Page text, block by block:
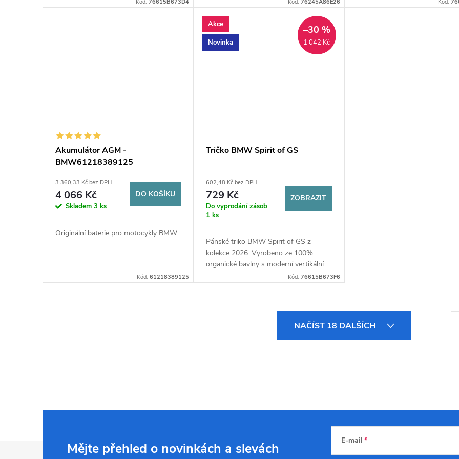
Kód:76615B673D4 Kód: 76245A86E26 Kód:
Akumulátor AGM -
BMW61218389125
3 360,33 Kč bez DPH
4 066 Kč
Skladem 3 ks
DO KOŠÍKU
Originální baterie pro motocykly BMW.
Kód:61218389125
Akce
Novinka
1 042 Kč
–30 %
Tričko BMW Spirit of GS
602,48 Kč bez DPH
729 Kč
Do vyprodání zásob
1 ks
ZOBRAZIT
Pánské triko BMW Spirit of GS z
kolekce 2026. Vyrobeno ze 100%
organické bavlny s moderní vertikální
grafikou. Maximální pohodlí a ikonický
Kód: 76615B673F6
NAČÍST 18 DALŠÍCH
á
Mějte přehled o novinkách a slevách E-mail